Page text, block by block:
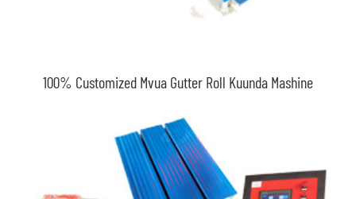
100% Customized Mvua Gutter Roll Kuunda Mashine